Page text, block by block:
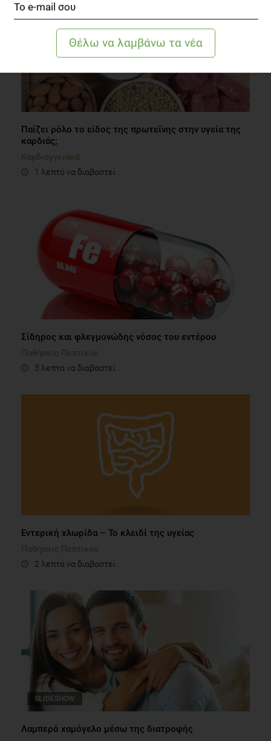
Παίζει ρόλο το είδος της πρωτεΐνης στην υγεία της
καρδιάς;
Καρδιαγγειακά
1 λεπτό να διαβαστεί
Σίδηρος και φλεγμονώδης νόσος του εντέρου
Παθήσεις Πεπτικού
3 λεπτά να διαβαστεί
Εντερική χλωρίδα – Το κλειδί της υγείας
Παθήσεις Πεπτικού
2 λεπτά να διαβαστεί
SLIDESHOW
Λαμπερό χαμόγελο μέσω της διατροφής